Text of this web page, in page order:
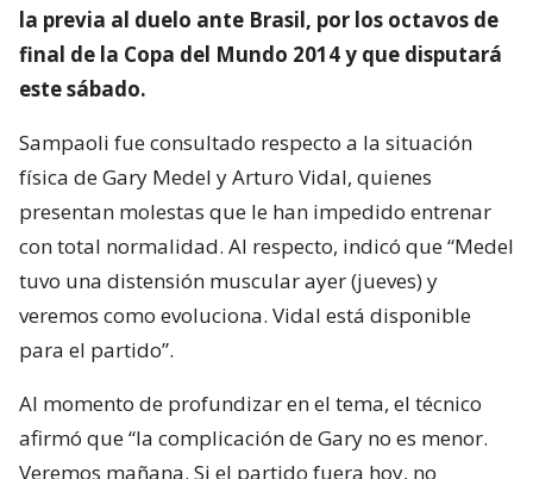
la previa al duelo ante Brasil, por los octavos de
final de la Copa del Mundo 2014 y que disputará
este sábado.
Sampaoli fue consultado respecto a la situación
física de Gary Medel y Arturo Vidal, quienes
presentan molestas que le han impedido entrenar
con total normalidad. Al respecto, indicó que “Medel
tuvo una distensión muscular ayer (jueves) y
veremos como evoluciona. Vidal está disponible
para el partido”.
Al momento de profundizar en el tema, el técnico
afirmó que “la complicación de Gary no es menor.
Veremos mañana. Si el partido fuera hoy, no